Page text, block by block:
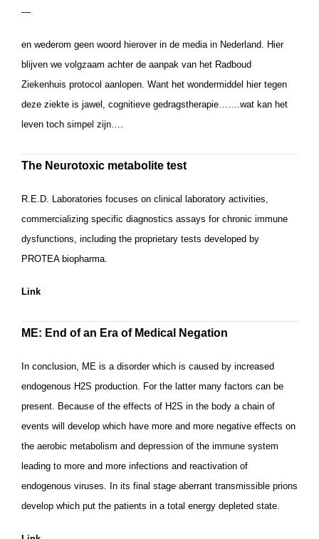
—
en wederom geen woord hierover in de media in Nederland. Hier
blijven we volgzaam achter de aanpak van het Radboud
Ziekenhuis protocol aanlopen. Want het wondermiddel hier tegen
deze ziekte is jawel, cognitieve gedragstherapie…….wat kan het
leven toch simpel zijn….
The Neurotoxic metabolite test
R.E.D. Laboratories focuses on clinical laboratory activities,
commercializing specific diagnostics assays for chronic immune
dysfunctions, including the proprietary tests developed by
PROTEA biopharma.
Link
ME: End of an Era of Medical Negation
In conclusion, ME is a disorder which is caused by increased
endogenous H2S production. For the latter many factors can be
present. Because of the effects of H2S in the body a chain of
events will develop which have more and more negative effects on
the aerobic metabolism and depression of the immune system
leading to more and more infections and reactivation of
endogenous viruses. In its final stage aberrant transmissible prions
develop which put the patients in a total energy depleted state.